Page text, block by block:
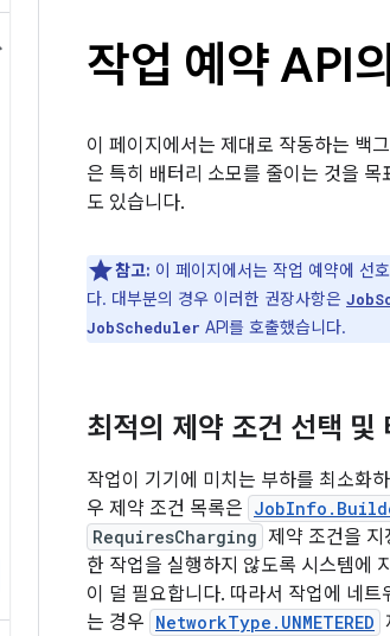
작업 예약 API
이 페이지에서는 제대로 작동하는 백
은 특히 배터리 소모를 줄이는 것을
도 있습니다.
참고: 이 페이지에서는 작업 예약에 선
다. 대부분의 경우 이러한 권장사항은
JobScheduler API를 호출했습니다.
최적의 제약 조건 선택 및
작업이 기기에 미치는 부하를 최소화
우 제약 조건 목록은
RequiresCharging 제약 조건을
한 작업을 실행하지 않도록 시스템에
이 덜 필요합니다. 따라서 작업에 네
는 경우 NetworkType.UNMETERED